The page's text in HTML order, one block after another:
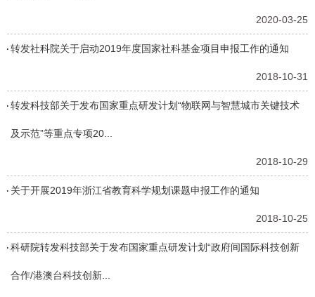
2020-03-25
转发社科院关于启动2019年度国家社科基金项目申报工作的通知
2018-10-31
转发科技部关于发布国家重点研发计划“物联网与智慧城市关键技术
及示范”等重点专项20...
2018-10-29
关于开展2019年浙江省教育科学规划课题申报工作的通知
2018-10-25
科研院转发科技部关于发布国家重点研发计划“政府间国际科技创新
合作/港澳台科技创新...